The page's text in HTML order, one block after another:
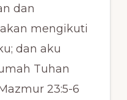
dan
mengikuti
dan aku
Tuhan
23:5-6